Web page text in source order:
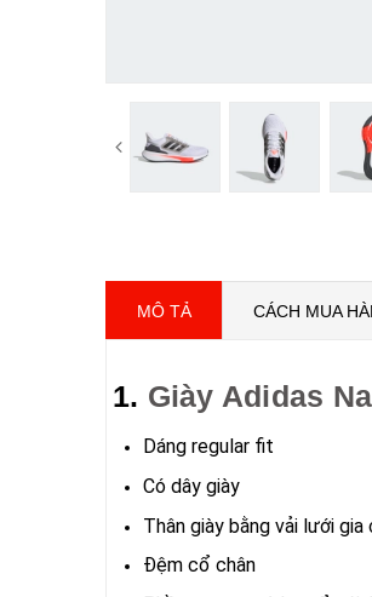
MÔ TẢ CÁCH MUA
1. Giày Adidas
Dáng regular fit
Có dây giày
Thân giày bằng vải lưới
Đệm cổ chân